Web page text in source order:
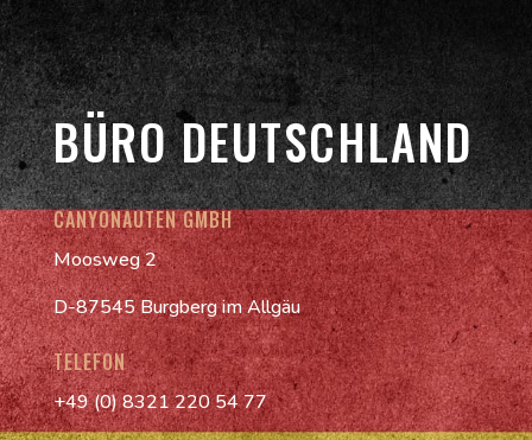
BÜRO DEUTSCHLAND
CANYONAUTEN GMBH
Moosweg 2
D-87545 Burgberg im Allgäu
TELEFON
+49 (0) 8321 220 54 77